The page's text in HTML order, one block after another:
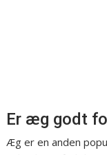
Er æg godt
Æg er en anden